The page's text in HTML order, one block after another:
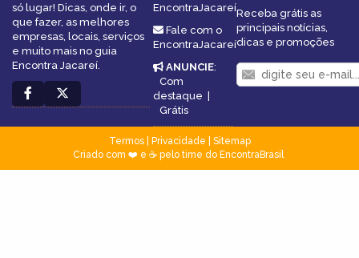
só lugar! Dicas, onde ir, o
que fazer, as melhores
empresas, locais, serviços
e muito mais no guia
Encontra Jacareí.
EncontraJacareí
Fale com o
EncontraJacareí
ANUNCIE:
Com
destaque |
Grátis
Receba grátis as
principais notícias,
dicas e promoções
Termos| Privacidade
Sitemap
Criado com ❤️ e ☕ pelo time do EncontraBrasil